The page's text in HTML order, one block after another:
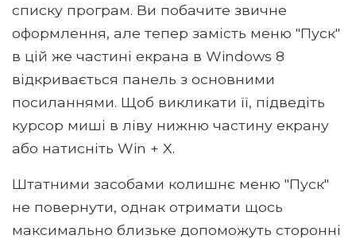
списку програм. Ви побачите звичне
оформлення, але тепер замість меню "Пуск"
в цій же частині екрана в Windows 8
відкривається панель з основними
посиланнями. Щоб викликати її, підведіть
курсор миші в ліву нижню частину екрану
або натисніть Win + X.
Штатними засобами колишнє меню "Пуск"
не повернути, однак отримати щось
максимально близьке допоможуть сторонні